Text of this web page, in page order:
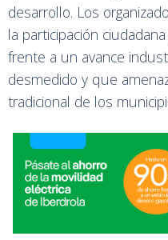
desarrollo. Los
la participación
frente a un avance
desmedido y que
tradicional de los